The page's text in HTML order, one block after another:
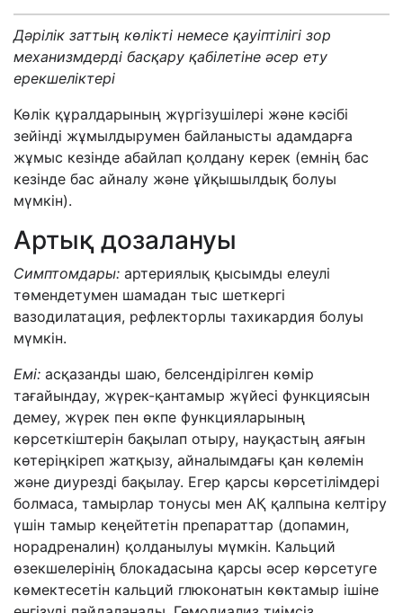
Дәрілік заттың көлікті немесе қауіптілігі зор
механизмдерді басқару қабілетіне әсер ету
ерекшеліктері
Көлік құралдарының жүргізушілері және кәсібі
зейінді жұмылдырумен байланысты адамдарға
жұмыс кезінде абайлап қолдану керек (емнің бас
кезінде бас айналу және ұйқышылдық болуы
мүмкін).
Артық дозалануы
Симптомдары: артериялық қысымды елеулі
төмендетумен шамадан тыс шеткергі
вазодилатация, рефлекторлы тахикардия болуы
мүмкін.
Емі: асқазанды шаю, белсендірілген көмір
тағайындау, жүрек-қантамыр жүйесі функциясын
демеу, жүрек пен өкпе функцияларының
көрсеткіштерін бақылап отыру, науқастың аяғын
көтеріңкіреп жатқызу, айналымдағы қан көлемін
және диурезді бақылау. Егер қарсы көрсетілімдері
болмаса, тамырлар тонусы мен АҚ қалпына келтіру
үшін тамыр кеңейтетін препараттар (допамин,
норадреналин) қолданылуы мүмкін. Кальций
өзекшелерінің блокадасына қарсы әсер көрсетуге
көмектесетін кальций глюконатын көктамыр ішіне